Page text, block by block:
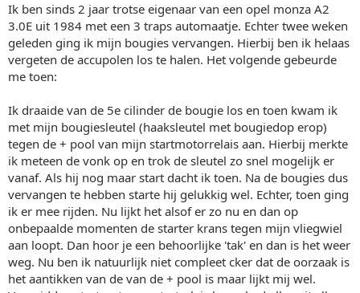
Ik ben sinds 2 jaar trotse eigenaar van een opel monza A2
3.0E uit 1984 met een 3 traps automaatje. Echter twee weken
geleden ging ik mijn bougies vervangen. Hierbij ben ik helaas
vergeten de accupolen los te halen. Het volgende gebeurde
me toen:
Ik draaide van de 5e cilinder de bougie los en toen kwam ik
met mijn bougiesleutel (haaksleutel met bougiedop erop)
tegen de + pool van mijn startmotorrelais aan. Hierbij merkte
ik meteen de vonk op en trok de sleutel zo snel mogelijk er
vanaf. Als hij nog maar start dacht ik toen. Na de bougies dus
vervangen te hebben starte hij gelukkig wel. Echter, toen ging
ik er mee rijden. Nu lijkt het alsof er zo nu en dan op
onbepaalde momenten de starter krans tegen mijn vliegwiel
aan loopt. Dan hoor je een behoorlijke 'tak' en dan is het weer
weg. Nu ben ik natuurlijk niet compleet cker dat de oorzaak is
het aantikken van de van de + pool is maar lijkt mij wel.